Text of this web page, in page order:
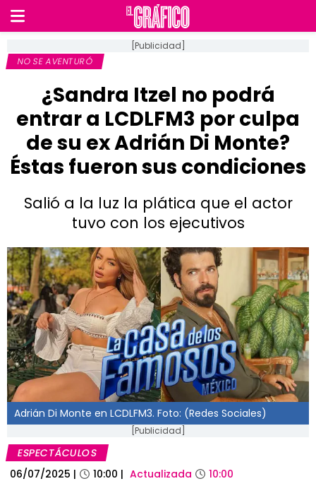
[Publicidad]
NO SE AVENTURÓ
¿Sandra Itzel no podrá
entrar a LCDLFM3 por culpa
de su ex Adrián Di Monte?
Éstas fueron sus condiciones
Salió a la luz la plática que el actor
tuvo con los ejecutivos
Adrián Di Monte en LCDLFM3. Foto: (Redes Sociales)
[Publicidad]
ESPECTÁCULOS
06/07/2025 | 10:00 | Actualizada 10:00